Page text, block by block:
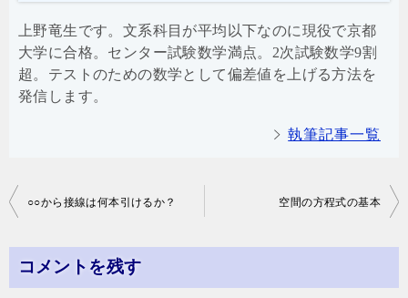
上野竜生です。文系科目が平均以下なのに現役で京都
大学に合格。センター試験数学満点。2次試験数学9割
超。テストのための数学として偏差値を上げる方法を
発信します。
執筆記事一覧
投
ナ
ビ
○○から接線は何本引けるか？ 空間の方程式の基本
コメントを残す